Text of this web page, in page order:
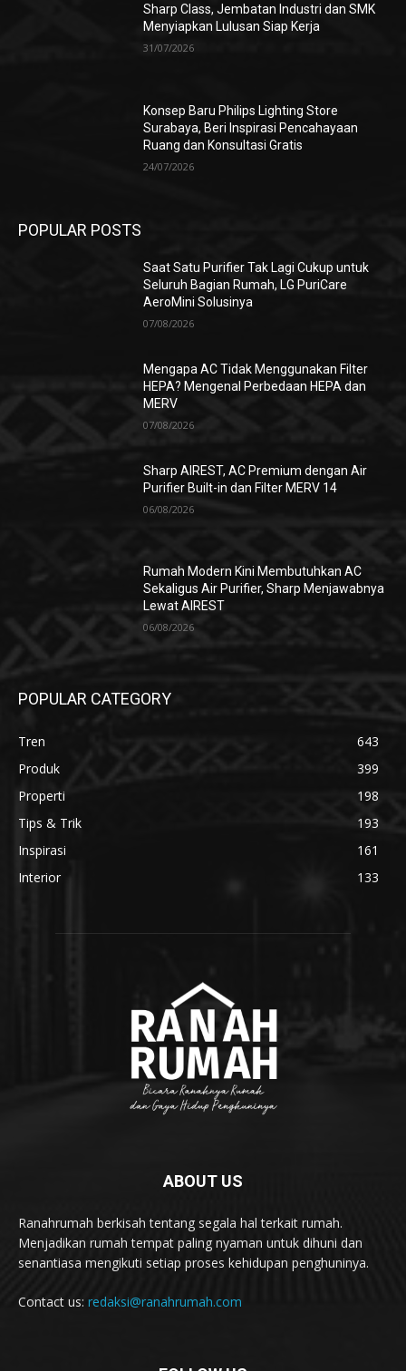
Sharp Class, Jembatan Industri dan SMK
Menyiapkan Lulusan Siap Kerja
31/07/2026
Konsep Baru Philips Lighting Store
Surabaya, Beri Inspirasi Pencahayaan
Ruang dan Konsultasi Gratis
24/07/2026
POPULAR POSTS
Saat Satu Purifier Tak Lagi Cukup untuk
Seluruh Bagian Rumah, LG PuriCare
AeroMini Solusinya
07/08/2026
Mengapa AC Tidak Menggunakan Filter
HEPA? Mengenal Perbedaan HEPA dan
MERV
07/08/2026
Sharp AIREST, AC Premium dengan Air
Purifier Built-in dan Filter MERV 14
06/08/2026
Rumah Modern Kini Membutuhkan AC
Sekaligus Air Purifier, Sharp Menjawabnya
Lewat AIREST
06/08/2026
POPULAR CATEGORY
Tren
643
Produk
399
Properti
198
Tips & Trik
193
Inspirasi
161
Interior
133
ABOUT US
Ranahrumah berkisah tentang segala hal terkait rumah.
Menjadikan rumah tempat paling nyaman untuk dihuni dan
senantiasa mengikuti setiap proses kehidupan penghuninya.
Contact us: redaksi@ranahrumah.com